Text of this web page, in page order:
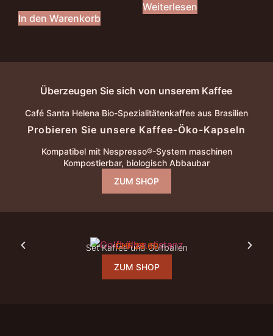
In den Warenkorb
Weiterlesen
Überzeugen Sie sich von unserem Kaffee
Café Santa Helena Bio-Spezialitätenkaffee aus Brasilien
Probieren Sie unsere Kaffee-Öko-Kapseln
Kompatibel mit Nespresso®-System maschinen
Kompostierbar, biologisch Abbaubar
ZUM SHOP
Set Kaffee und Golfbällen
CHF28.60
ZUM SHOP